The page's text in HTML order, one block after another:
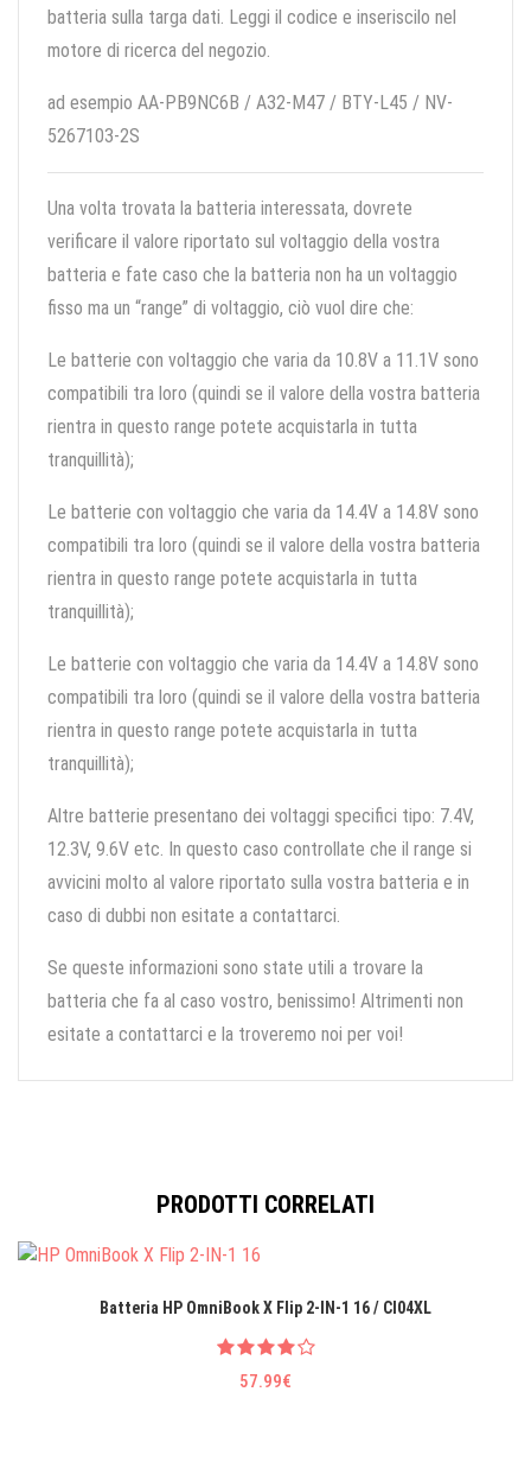
batteria sulla targa dati. Leggi il codice e inseriscilo nel
motore di ricerca del negozio.
ad esempio AA-PB9NC6B / A32-M47 / BTY-L45 / NV-
5267103-2S
Una volta trovata la batteria interessata, dovrete
verificare il valore riportato sul voltaggio della vostra
batteria e fate caso che la batteria non ha un voltaggio
fisso ma un “range” di voltaggio, ciò vuol dire che:
Le batterie con voltaggio che varia da 10.8V a 11.1V sono
compatibili tra loro (quindi se il valore della vostra batteria
rientra in questo range potete acquistarla in tutta
tranquillità);
Le batterie con voltaggio che varia da 14.4V a 14.8V sono
compatibili tra loro (quindi se il valore della vostra batteria
rientra in questo range potete acquistarla in tutta
tranquillità);
Le batterie con voltaggio che varia da 14.4V a 14.8V sono
compatibili tra loro (quindi se il valore della vostra batteria
rientra in questo range potete acquistarla in tutta
tranquillità);
Altre batterie presentano dei voltaggi specifici tipo: 7.4V,
12.3V, 9.6V etc. In questo caso controllate che il range si
avvicini molto al valore riportato sulla vostra batteria e in
caso di dubbi non esitate a contattarci.
Se queste informazioni sono state utili a trovare la
batteria che fa al caso vostro, benissimo! Altrimenti non
esitate a contattarci e la troveremo noi per voi!
PRODOTTI CORRELATI
Batteria HP OmniBook X Flip 2-IN-1 16 / CI04XL
57.99€